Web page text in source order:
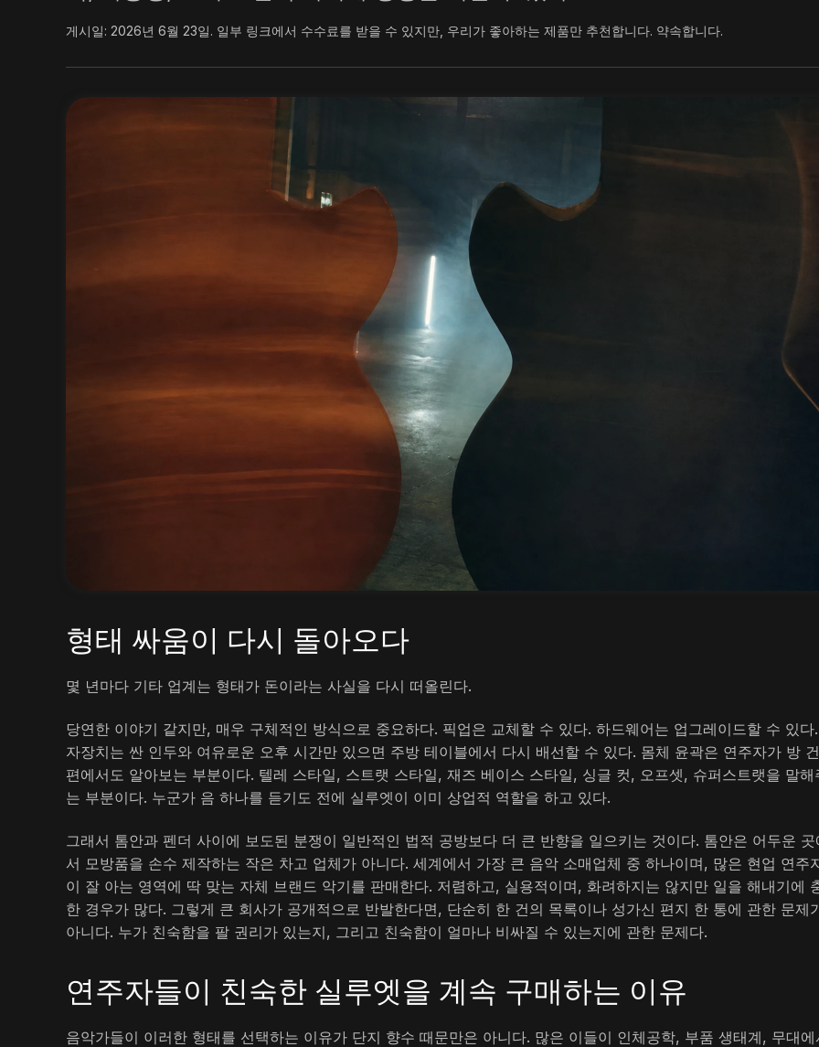
게시일: 2026년 6월 23일. 일부 링크에서 수수료를 받을 수 있지만, 우리가 좋아하는 제품만 추천합니다. 약속합니다.
형태 싸움이 다시 돌아오다
몇 년마다 기타 업계는 형태가 돈이라는 사실을 다시 떠올린다.
당연한 이야기 같지만, 매우 구체적인 방식으로 중요하다. 픽업은 교체할 수 있다. 하드웨어는 업그레이드할 수 있다
자장치는 싼 인두와 여유로운 오후 시간만 있으면 주방 테이블에서 다시 배선할 수 있다. 몸체 윤곽은 연주자가 방
편에서도 알아보는 부분이다. 텔레 스타일, 스트랫 스타일, 재즈 베이스 스타일, 싱글 컷, 오프셋, 슈퍼스트랫을 말해
는 부분이다. 누군가 음 하나를 듣기도 전에 실루엣이 이미 상업적 역할을 하고 있다.
그래서 톰안과 펜더 사이에 보도된 분쟁이 일반적인 법적 공방보다 더 큰 반향을 일으키는 것이다. 톰안은 어두운 곳
서 모방품을 손수 제작하는 작은 차고 업체가 아니다. 세계에서 가장 큰 음악 소매업체 중 하나이며, 많은 현업 연주
이 잘 아는 영역에 딱 맞는 자체 브랜드 악기를 판매한다. 저렴하고, 실용적이며, 화려하지는 않지만 일을 해내기에
한 경우가 많다. 그렇게 큰 회사가 공개적으로 반발한다면, 단순히 한 건의 목록이나 성가신 편지 한 통에 관한 문제
아니다. 누가 친숙함을 팔 권리가 있는지, 그리고 친숙함이 얼마나 비싸질 수 있는지에 관한 문제다.
연주자들이 친숙한 실루엣을 계속 구매하는 이유
음악가들이 이러한 형태를 선택하는 이유가 단지 향수 때문만은 아니다. 많은 이들이 인체공학, 부품 생태계, 무대에